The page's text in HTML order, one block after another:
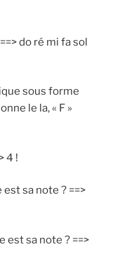
do ré mi fa sol
sous forme
le la, « F »
4 !
sa note ? ==>
est sa note ? ==>